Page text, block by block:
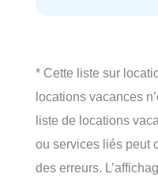
* Cette liste sur
locations vacances
liste de locations
ou services liés peut
des erreurs.